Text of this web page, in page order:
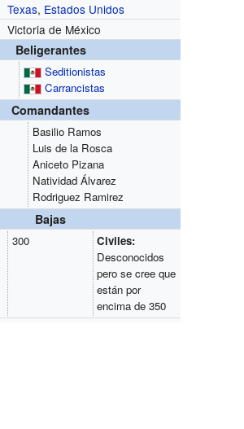
Texas, Estados Unidos
Victoria de México
Beligerantes
Seditionistas
Carrancistas
Comandantes
Basilio Ramos
Luis de la Rosca
Aniceto Pizana
Natividad Álvarez
Rodriguez Ramirez
Bajas
300
Civiles:
Desconocidos
pero se cree que
están por
encima de 350